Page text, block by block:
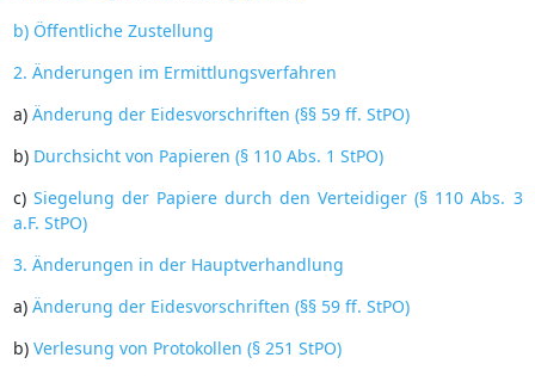
b) Öffentliche Zustellung
2. Änderungen im Ermittlungsverfahren
a) Änderung der Eidesvorschriften (§§ 59 ff. StPO)
b) Durchsicht von Papieren (§ 110 Abs. 1 StPO)
c) Siegelung der Papiere durch den Verteidiger (§ 110 Abs. 3
a.F. StPO)
3. Änderungen in der Hauptverhandlung
a) Änderung der Eidesvorschriften (§§ 59 ff. StPO)
b) Verlesung von Protokollen (§ 251 StPO)